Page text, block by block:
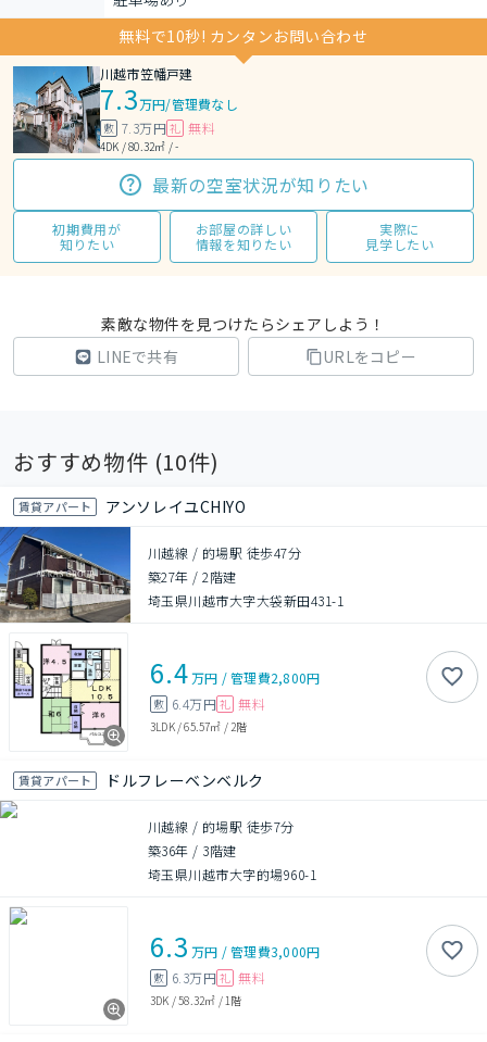
無料で10秒! カンタンお問い合わせ
川越市笠幡戸建
7.3万円/管理費なし
敷 7.3万円 礼 無料
4DK / 80.32㎡ / -
最新の空室状況が知りたい
初期費用が
知りたい
お部屋の詳しい
情報を知りたい
実際に
見学したい
素敵な物件を見つけたらシェアしよう！
LINEで共有
URLをコピー
おすすめ物件 (10件)
賃貸アパート アンソレイユCHIYO
川越線 / 的場駅 徒歩47分
築27年 /2階建
埼玉県川越市大字大袋新田431-1
6.4万円 /管理費2,800円
敷 6.4万円 礼 無料
3LDK/65.57㎡ / 2階
賃貸アパート ドルフレーベンベルク
川越線 / 的場駅 徒歩7分
築36年 / 3階建
埼玉県川越市大字的場960-1
6.3 万円 /管理費3,000円
敷 6.3万円 礼 無料
3DK /58.32㎡ / 1階